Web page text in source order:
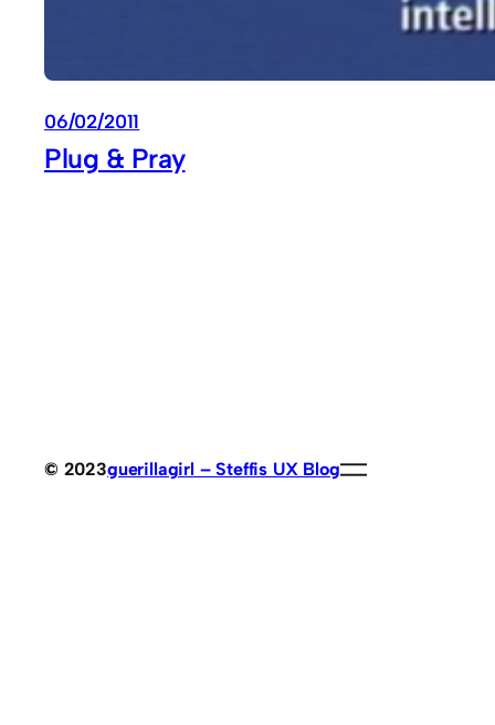
06/02/2011
Plug & Pray
© 2023guerillagirl – Steffis UX Blog